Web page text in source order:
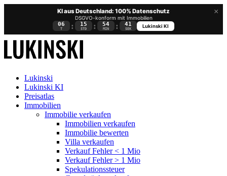
×
KI aus Deutschland: 100% Datenschutz
DSGVO-konform mit Immobilien
06
T : 15
STD : 54
MIN : 40
SEK
Lukinski KI
Lukinski
Lukinski KI
Preisatlas
Immobilien
Immobilie verkaufen
Immobilien verkaufen
Immobilie bewerten
Villa verkaufen
Verkauf Fehler < 1 Mio
Verkauf Fehler > 1 Mio
Spekulationssteuer